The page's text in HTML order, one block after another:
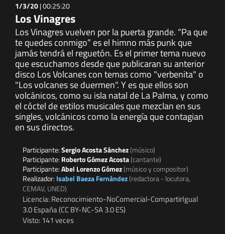
1/3/20|00:25:20
Los Vinagres
Los Vinagres vuelven por la puerta grande. “Pa que
te quedes conmigo” es el himno más punk que
jamás tendrá el reguetón. Es el primer tema nuevo
que escuchamos desde que publicaran su anterior
disco Los Volcanes con temas como "verbenita" o
"Los volcanes se duermen". Y es que ellos son
volcánicos, como su isla natal de La Palma, y como
el cóctel de estilos musicales que mezclan en sus
singles, volcánicos como la energía que contagian
en sus directos.
Participante:Sergio Acosta Sánchez(músico)
Participante: Roberto Gómez Acosta(cantante)
Participante:Abel Lorenzo Gómez(músico y compositor)
Realizador: Isabel Baeza Fernández(redactora - locutora,
CEMAV, UNED)
Licencia: Reconocimiento-NoComercial-CompartirIgual
3.0 España (CC BY-NC-SA 3.0 ES)
Visto: 141 veces